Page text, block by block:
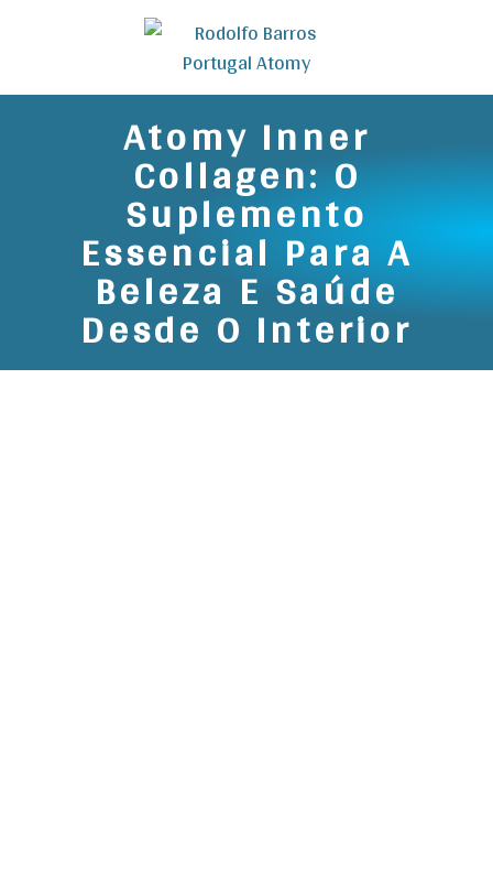
Atomy Inner
Collagen: O
Suplemento
Essencial Para A
Beleza E Saúde
Desde O Interior